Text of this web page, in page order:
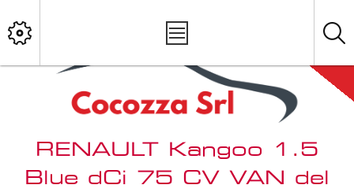
RENAULT Kangoo 1.5
Blue dCi 75 CV VAN del